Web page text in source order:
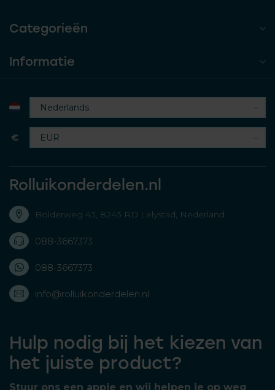
Categorieën
Informatie
€
Rolluikonderdelen.nl
Bolderweg 43, 8243 RD Lelystad, Nederland
088-3667373
088-3667373
info@rolluikonderdelen.nl
Hulp nodig bij het kiezen van
het juiste product?
Stuur ons een appje en wij helpen je op weg